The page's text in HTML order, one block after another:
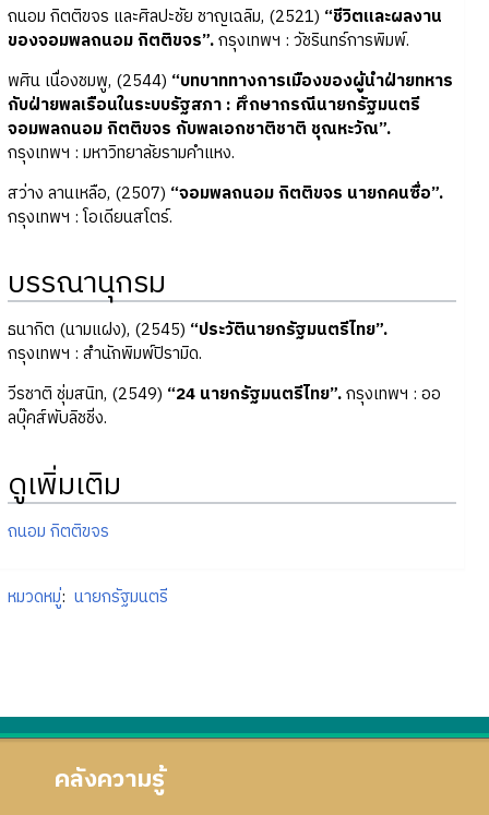
ถนอม กิตติขจร และศิลปะชัย ชาญเฉลิม, (2521) “ชีวิตและผลงาน
ของจอมพลถนอม กิตติขจร”.กรุงเทพฯ : วัชรินทร์การพิมพ์.
พศิน เนื่องชมพู, (2544) “บทบาททางการเมืองของผู้นำฝ่ายทหาร
กับฝ่ายพลเรือนในระบบรัฐสภา : ศึกษากรณีนายกรัฐมนตรี
จอมพลถนอม กิตติขจร กับพลเอกชาติชาติ ชุณหะวัณ”.
กรุงเทพฯ : มหาวิทยาลัยรามคำแหง.
สว่าง ลานเหลือ, (2507) “จอมพลถนอม กิตติขจร นายกคนซื่อ”.
กรุงเทพฯ : โอเดียนสโตร์.
บรรณานุกรม
ธนากิต (นามแฝง), (2545) “ประวัตินายกรัฐมนตรีไทย”.
กรุงเทพฯ : สำนักพิมพ์ปิรามิด.
วีรชาติ ชุ่มสนิท, (2549) “24 นายกรัฐมนตรีไทย”.กรุงเทพฯ : ออ
ลบุ๊คส์พับลิชชิ่ง.
ดูเพิ่มเติม
ถนอม กิตติขจร
หมวดหมู่: นายกรัฐมนตรี
คลังความรู้